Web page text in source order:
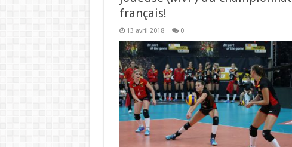
français!
13 avril 2018 0